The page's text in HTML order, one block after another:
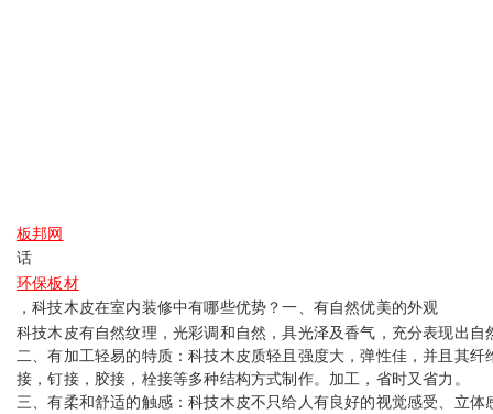
板邦网
话
环保板材
，科技木皮在室内装修中有哪些优势？一、有自然优美的外观
科技木皮有自然纹理，光彩调和自然，具光泽及香气，充分表现出
二、有加工轻易的特质：科技木皮质轻且强度大，弹性佳，并且其
接，钉接，胶接，栓接等多种结构方式制作。加工，省时又省力。
三、有柔和舒适的触感：科技木皮不只给人有良好的视觉感受、立